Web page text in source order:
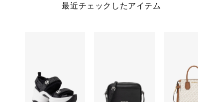
最近チェックしたアイテム